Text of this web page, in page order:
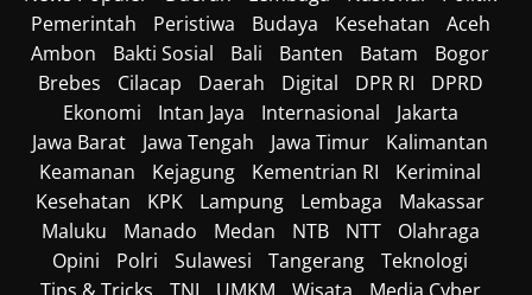
Pemerintah
Peristiwa Budaya Kesehatan
Aceh
Ambon
Bakti Sosial Bali Banten Batam
Bogor
Brebes
Cilacap Daerah Digital DPR RI
DPRD
Ekonomi
Intan Jaya Internasional
Jakarta
Jawa Barat
Jawa Tengah Jawa Timur
Kalimantan
Keamanan
Kejagung Kementrian RI
Keriminal
Kesehatan
KPK Lampung Lembaga
Makassar
Maluku
Manado Medan NTB NTT
Olahraga
Opini
Polri Sulawesi Tangerang
Teknologi